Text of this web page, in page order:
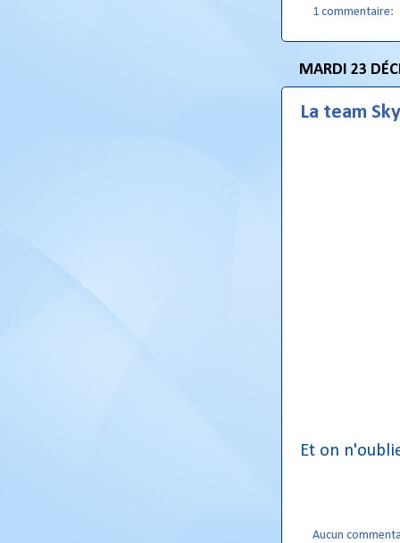
1 commentaire:
MARDI 23
La team
Et on
Aucun